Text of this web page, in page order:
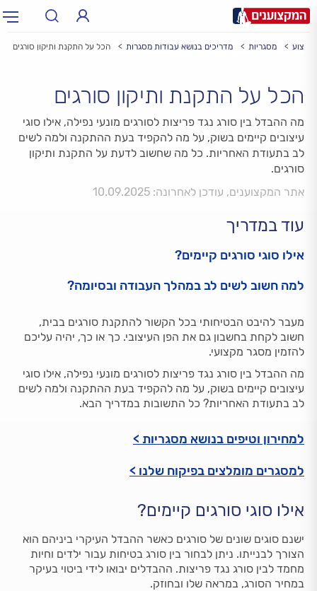
עיר: תל אביב, חיפה…
מקצוע מסגריות מדריכים בנושא עבודות מסגרות הכל על התקנת ותיקון סורגים
הכל על התקנת ותיקון סורגים
מה ההבדל בין סורג נגד פריצות לסורגים מונעי נפילה, אילו סוגי
עיצובים קיימים בשוק, על מה להקפיד בעת ההתקנה ולמה לשים
לב בתעודת האחריות. כל מה שחשוב לדעת על התקנת ותיקון
סורגים.
אתר המקצוענים, עודכן לאחרונה: 10.09.2025
עוד במדריך
אילו סוגי סורגים קיימים?
למה חשוב לשים לב במהלך העבודה ובסיומה?
מעבר להיבט הבטיחותי בכל הקשור להתקנת סורגים בבית,
חשוב לקחת בחשבון גם את הפן העיצובי. כך או כך, יהיה עליכם
להזמין מסגר מקצועי.
מה ההבדל בין סורג נגד פריצות לסורגים מונעי נפילה, אילו סוגי
עיצובים קיימים בשוק, על מה להקפיד בעת ההתקנה ולמה לשים
לב בתעודת האחריות? כל התשובות במדריך הבא.
למחירון וטיפים בנושא מסגריות >
למסגרים מומלצים בפיקוח שלנו >
אילו סוגי סורגים קיימים?
ישנם סוגים שונים של סורגים כאשר ההבדל העיקרי ביניהם הוא
הצורך לבנייתו. ניתן לבחור בין סורג בטיחות עבור ילדים וחיות
מחמד לבין סורג נגד פריצות. ההבדלים יבואו לידי ביטוי בעיקר
במחיר הסורג, במראה שלו ובחוזק.